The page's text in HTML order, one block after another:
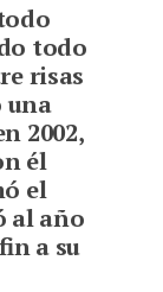
todo
risas
una
2002,
él
el
al año
a su